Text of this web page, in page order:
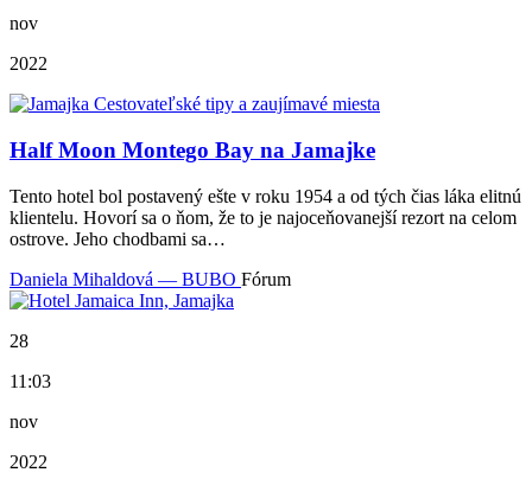
nov
2022
Half Moon Montego Bay na Jamajke
Tento hotel bol postavený ešte v roku 1954 a od tých čias láka elitnú
klientelu. Hovorí sa o ňom, že to je najoceňovanejší rezort na celom
ostrove. Jeho chodbami sa…
Daniela Mihaldová — BUBO Fórum
28
11:03
nov
2022